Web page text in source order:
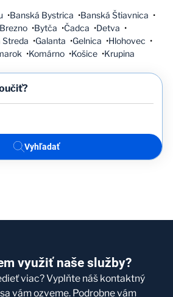
Banská Bystrica
Banská Štiavnica
Bytča Čadca
Detva
Streda Galanta Gelnica
Hlohovec
Komárno Košice
Krupina
Vyhľadať
využiť naše služby?
viac? Vyplňte náš kontaktný
vám ozveme. Podrobne vám